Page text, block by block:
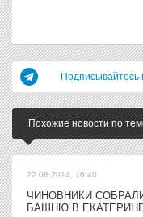
Подписывайтесь
Похожие новости по
22.08.2014, 16:40
ЧИНОВНИКИ
БАШНЮ В